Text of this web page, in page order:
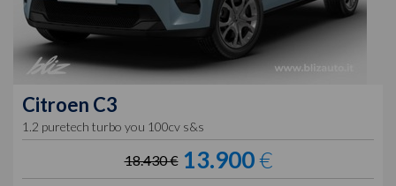
Citroen C3
1.2 puretech turbo you 100cv s&s
18.430 € 13.900€